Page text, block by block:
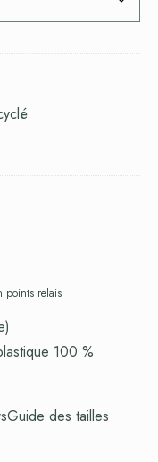
points relais
100 %
Guide des tailles